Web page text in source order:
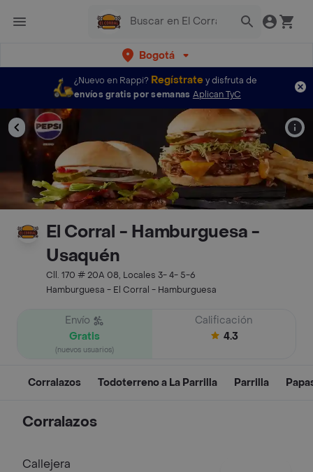
Bogotá
¿Nuevo en Rappi? Regístratey disfruta de
envíos gratis por semanas Aplican TyC
El Corral - Hamburguesa -
Usaquén
Cll. 170 # 20A 08, Locales 3- 4- 5-6
Hamburguesa - El Corral - Hamburguesa
Envío
Gratis
(nuevos usuarios)
Calificación
4.3
Corralazos Todoterreno a La Parrilla Parrilla
Corralazos
Callejera